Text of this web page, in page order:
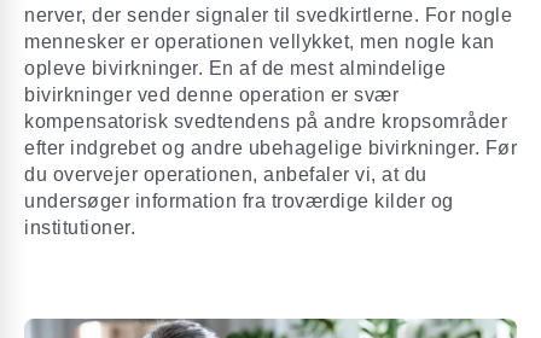
nerver, der sender signaler til svedkirtlerne. For nogle
mennesker er operationen vellykket, men nogle kan
opleve bivirkninger. En af de mest almindelige
bivirkninger ved denne operation er svær
kompensatorisk svedtendens på andre kropsområder
efter indgrebet og andre ubehagelige bivirkninger. Før
du overvejer operationen, anbefaler vi, at du
undersøger information fra troværdige kilder og
institutioner.